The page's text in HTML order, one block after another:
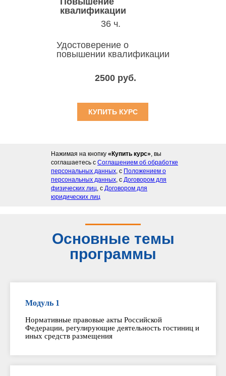
квалификации
Удостоверение о
повышении квалификации
36 ч.
2500 руб.
КУПИТЬ КУРС
Нажимая на кнопку «Купить курс», вы
соглашаетесь с Соглашением об обработке
персональных данных, с Положением о
персональных данных, с Договором для
физических лиц, с Договором для
юридических лиц
Основные темы
программы
Модуль 1
Нормативные правовые акты Российской
Федерации, регулирующие деятельность гостиниц и
иных средств размещения